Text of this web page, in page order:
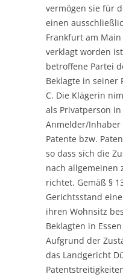
vermögen sie für
einen
Frankfurt am
verklagt worden
betroffene Partei
Beklagte in seiner
C. Die Klägerin
als Privatperson
Anmelder/
Patente bzw.
so dass sich die
nach allgemeinen
richtet. Gemäß §
Gerichtsstand
ihren Wohnsitz
Beklagten in
Aufgrund der
das Landgericht